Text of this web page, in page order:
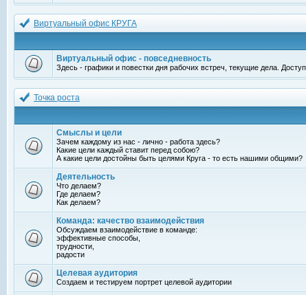
Виртуальный офис КРУГА
Виртуальный офис - повседневность
Здесь - графики и повестки дня рабочих встреч, текущие дела.
Точка роста
Смыслы и цели
Зачем каждому из нас - лично - работа здесь?
Какие цели каждый ставит перед собою?
А какие цели достойны быть целями Круга - то есть нашими общими?
Деятельность
Что делаем?
Где делаем?
Как делаем?
Команда: качество взаимодействия
Обсуждаем взаимодействие в команде:
эффективные способы,
трудности,
радости
Целевая аудитория
Создаем и тестируем портрет целевой аудитории